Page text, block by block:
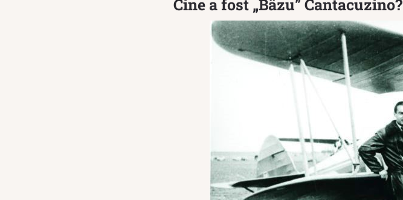
Cine a fost „Bâzu” Cantacuzino?